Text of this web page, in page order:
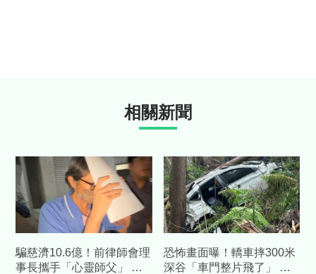
相關新聞
騙慈濟10.6億！前律師會理
事長攜手「心靈師父」 天
恐怖畫面曝！轎車摔300米
深谷「車門整片飛了」 割